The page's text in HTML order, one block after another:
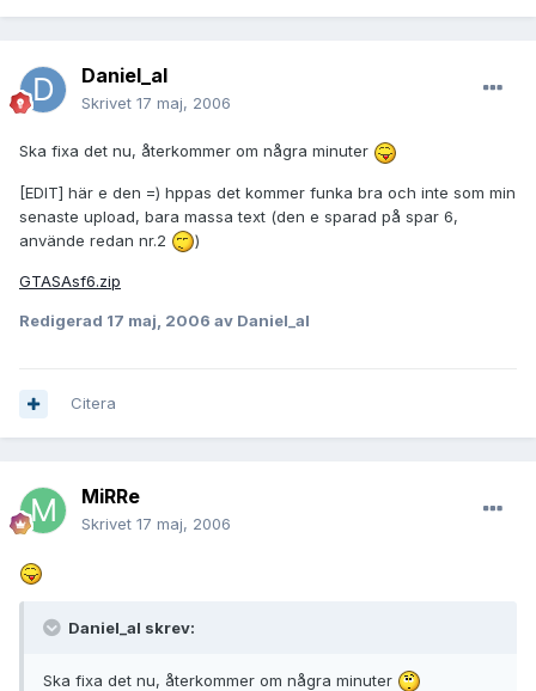
Daniel_al
Skrivet 17 maj, 2006
Ska fixa det nu, återkommer om några minuter
[EDIT] här e den =) hppas det kommer funka bra och inte som min
senaste upload, bara massa text (den e sparad på spar 6,
använde redan nr.2
)
GTASAsf6.zip
Redigerad 17 maj, 2006 av Daniel_al
Citera
MiRRe
Skrivet 17 maj, 2006
Daniel_al skrev:
Ska fixa det nu, återkommer om några minuter